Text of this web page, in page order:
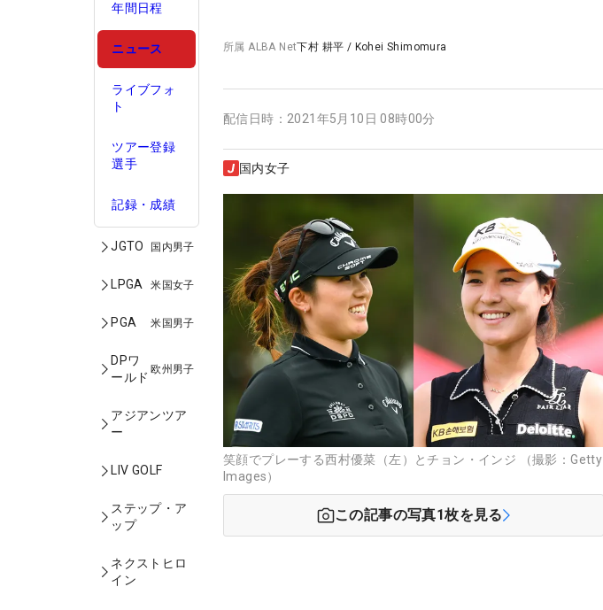
年間日程
ニュース
ライブフォ
ト
ツアー登録
選手
記録・成績
JGTO 国内男子
LPGA 米国女子
PGA 米国男子
DPワ
ールド
欧州男子
アジアンツア
ー
LIV GOLF
ステップ・ア
ップ
ネクストヒロ
イン
所属ALBA Net下村 耕平 / Kohei Shimomura
配信日時： 2021年5月10日 08時00分
国内女子
笑顔でプレーする西村優菜（左）とチョン・インジ （撮影：Getty
Images）
この記事の写真1枚を見る